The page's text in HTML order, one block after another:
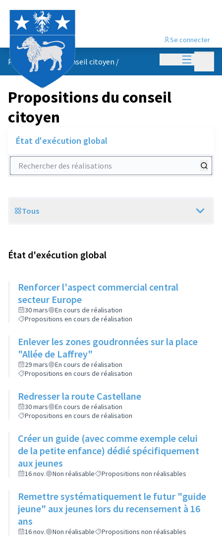
Menu
Se connecter
Propositions du conseil citoyen /
Propositions du conseil
citoyen
État d'exécution global
Rechercher des réalisations
Scope
Tous
État d'exécution global
Renforcer l'aspect commercial central
secteur Europe
30 mars
En cours de réalisation
Propositions en cours de réalisation
Enlever les zones goudronnées sur la place
"Allée de Laffrey"
29 mars
En cours de réalisation
Propositions en cours de réalisation
Redresser la route Castellane
30 mars
En cours de réalisation
Propositions en cours de réalisation
Créer un guide (avec comme exemple celui
de la petite enfance) dédié spécifiquement
aux jeunes
16 nov. Non réalisable Propositions non réalisables
Remettre systématiquement le futur "guide
jeune" aux jeunes lors du recensement à 16
ans
16 nov. Non réalisable Propositions non réalisables